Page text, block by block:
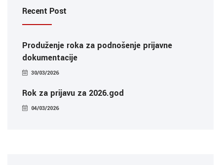
Recent Post
Produženje roka za podnošenje prijavne
dokumentacije
30/03/2026
Rok za prijavu za 2026.god
04/03/2026